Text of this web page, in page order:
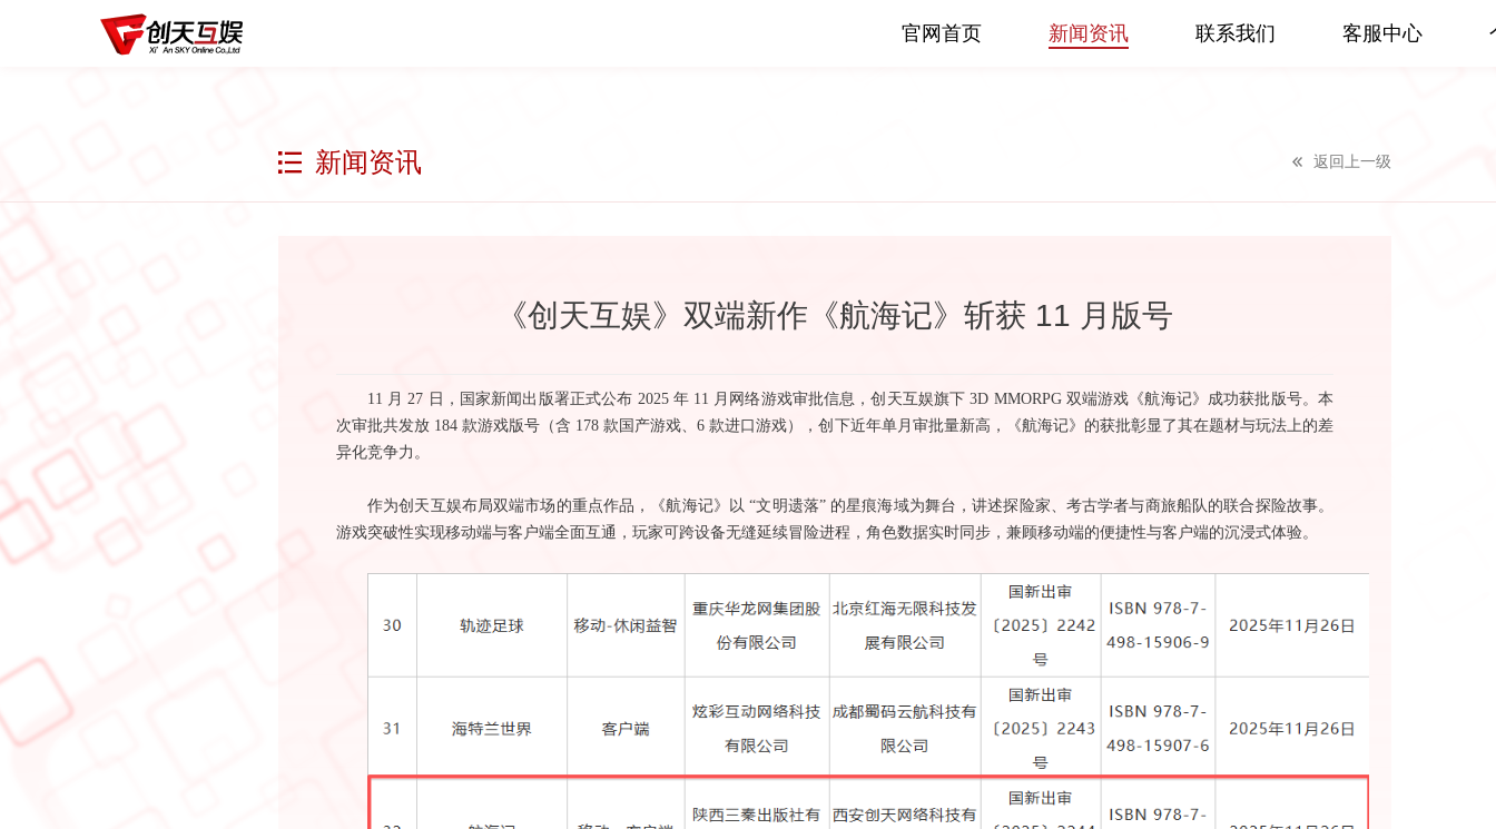
官网首页 新闻资讯 联系我们 客服中心
新闻资讯 返回上一级
《创天互娱》双端新作《航海记》斩获 11 月版号
11 月 27 日，国家新闻出版署正式公布 2025 年 11 月网络游戏审批信息，创天互娱旗下 3D MMORPG 双端游戏《航海记》成功获批版号。本
次审批共发放 184 款游戏版号（含 178 款国产游戏、6 款进口游戏），创下近年单月审批量新高，《航海记》的获批彰显了其在题材与玩法上的差
异化竞争力。
作为创天互娱布局双端市场的重点作品，《航海记》以 “文明遗落” 的星痕海域为舞台，讲述探险家、考古学者与商旅船队的联合探险故事。
游戏突破性实现移动端与客户端全面互通，玩家可跨设备无缝延续冒险进程，角色数据实时同步，兼顾移动端的便捷性与客户端的沉浸式体验。